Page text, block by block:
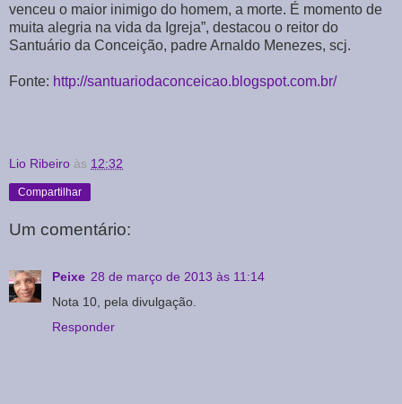
venceu o maior inimigo do homem, a morte. É momento de
muita alegria na vida da Igreja”, destacou o reitor do
Santuário da Conceição, padre Arnaldo Menezes, scj.
Fonte: http://santuariodaconceicao.blogspot.com.br/
Lio Ribeiro às 12:32
Compartilhar
Um comentário:
Peixe 28 de março de 2013 às 11:14
Nota 10, pela divulgação.
Responder